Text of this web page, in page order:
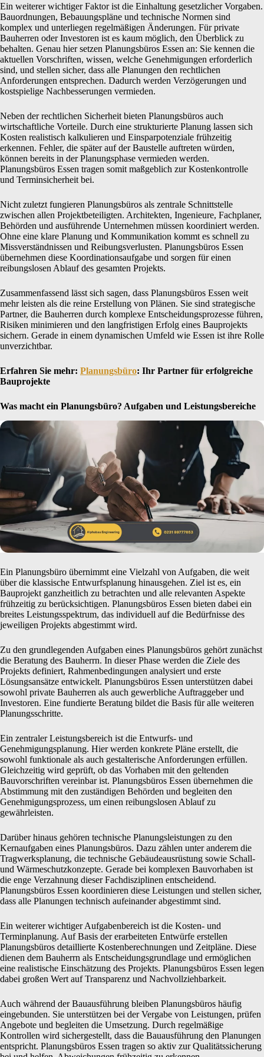
Ein weiterer wichtiger Faktor ist die Einhaltung gesetzlicher Vorgaben.
Bauordnungen, Bebauungspläne und technische Normen sind
komplex und unterliegen regelmäßigen Änderungen. Für private
Bauherren oder Investoren ist es kaum möglich, den Überblick zu
behalten. Genau hier setzen Planungsbüros Essen an: Sie kennen die
aktuellen Vorschriften, wissen, welche Genehmigungen erforderlich
sind, und stellen sicher, dass alle Planungen den rechtlichen
Anforderungen entsprechen. Dadurch werden Verzögerungen und
kostspielige Nachbesserungen vermieden.
Neben der rechtlichen Sicherheit bieten Planungsbüros auch
wirtschaftliche Vorteile. Durch eine strukturierte Planung lassen sich
Kosten realistisch kalkulieren und Einsparpotenziale frühzeitig
erkennen. Fehler, die später auf der Baustelle auftreten würden,
können bereits in der Planungsphase vermieden werden.
Planungsbüros Essen tragen somit maßgeblich zur Kostenkontrolle
und Terminsicherheit bei.
Nicht zuletzt fungieren Planungsbüros als zentrale Schnittstelle
zwischen allen Projektbeteiligten. Architekten, Ingenieure, Fachplaner,
Behörden und ausführende Unternehmen müssen koordiniert werden.
Ohne eine klare Planung und Kommunikation kommt es schnell zu
Missverständnissen und Reibungsverlusten. Planungsbüros Essen
übernehmen diese Koordinationsaufgabe und sorgen für einen
reibungslosen Ablauf des gesamten Projekts.
Zusammenfassend lässt sich sagen, dass Planungsbüros Essen weit
mehr leisten als die reine Erstellung von Plänen. Sie sind strategische
Partner, die Bauherren durch komplexe Entscheidungsprozesse führen,
Risiken minimieren und den langfristigen Erfolg eines Bauprojekts
sichern. Gerade in einem dynamischen Umfeld wie Essen ist ihre Rolle
unverzichtbar.
Erfahren Sie mehr: Planungsbüro: Ihr Partner für erfolgreiche
Bauprojekte
Was macht ein Planungsbüro? Aufgaben und Leistungsbereiche
Ein Planungsbüro übernimmt eine Vielzahl von Aufgaben, die weit
über die klassische Entwurfsplanung hinausgehen. Ziel ist es, ein
Bauprojekt ganzheitlich zu betrachten und alle relevanten Aspekte
frühzeitig zu berücksichtigen. Planungsbüros Essen bieten dabei ein
breites Leistungsspektrum, das individuell auf die Bedürfnisse des
jeweiligen Projekts abgestimmt wird.
Zu den grundlegenden Aufgaben eines Planungsbüros gehört zunächst
die Beratung des Bauherrn. In dieser Phase werden die Ziele des
Projekts definiert, Rahmenbedingungen analysiert und erste
Lösungsansätze entwickelt. Planungsbüros Essen unterstützen dabei
sowohl private Bauherren als auch gewerbliche Auftraggeber und
Investoren. Eine fundierte Beratung bildet die Basis für alle weiteren
Planungsschritte.
Ein zentraler Leistungsbereich ist die Entwurfs- und
Genehmigungsplanung. Hier werden konkrete Pläne erstellt, die
sowohl funktionale als auch gestalterische Anforderungen erfüllen.
Gleichzeitig wird geprüft, ob das Vorhaben mit den geltenden
Bauvorschriften vereinbar ist. Planungsbüros Essen übernehmen die
Abstimmung mit den zuständigen Behörden und begleiten den
Genehmigungsprozess, um einen reibungslosen Ablauf zu
gewährleisten.
Darüber hinaus gehören technische Planungsleistungen zu den
Kernaufgaben eines Planungsbüros. Dazu zählen unter anderem die
Tragwerksplanung, die technische Gebäudeausrüstung sowie Schall-
und Wärmeschutzkonzepte. Gerade bei komplexen Bauvorhaben ist
die enge Verzahnung dieser Fachdisziplinen entscheidend.
Planungsbüros Essen koordinieren diese Leistungen und stellen sicher,
dass alle Planungen technisch aufeinander abgestimmt sind.
Ein weiterer wichtiger Aufgabenbereich ist die Kosten- und
Terminplanung. Auf Basis der erarbeiteten Entwürfe erstellen
Planungsbüros detaillierte Kostenberechnungen und Zeitpläne. Diese
dienen dem Bauherrn als Entscheidungsgrundlage und ermöglichen
eine realistische Einschätzung des Projekts. Planungsbüros Essen legen
dabei großen Wert auf Transparenz und Nachvollziehbarkeit.
Auch während der Bauausführung bleiben Planungsbüros häufig
eingebunden. Sie unterstützen bei der Vergabe von Leistungen, prüfen
Angebote und begleiten die Umsetzung. Durch regelmäßige
Kontrollen wird sichergestellt, dass die Bauausführung den Planungen
entspricht. Planungsbüros Essen tragen so aktiv zur Qualitätssicherung